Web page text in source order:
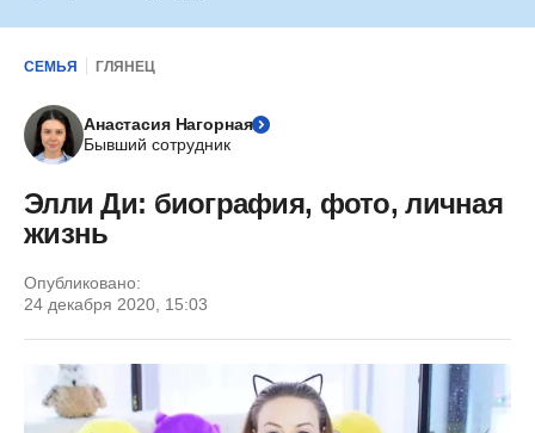
СЕМЬЯ ГЛЯНЕЦ
Анастасия Нагорная
Бывший сотрудник
Элли Ди: биография, фото, личная
жизнь
Опубликовано:
24 декабря 2020, 15:03